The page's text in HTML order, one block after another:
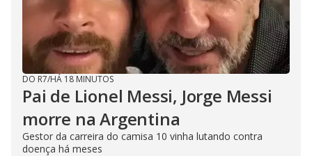
DO R7/HÁ 18 MINUTOS
Pai de Lionel Messi, Jorge Messi
morre na Argentina
Gestor da carreira do camisa 10 vinha lutando contra
doença há meses